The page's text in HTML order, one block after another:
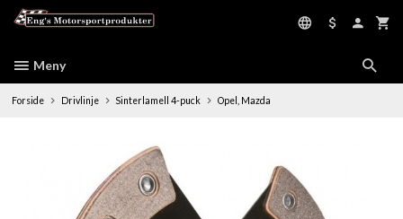
Meny
Forside Drivlinje Sinterlamell 4-puck Opel, Mazda